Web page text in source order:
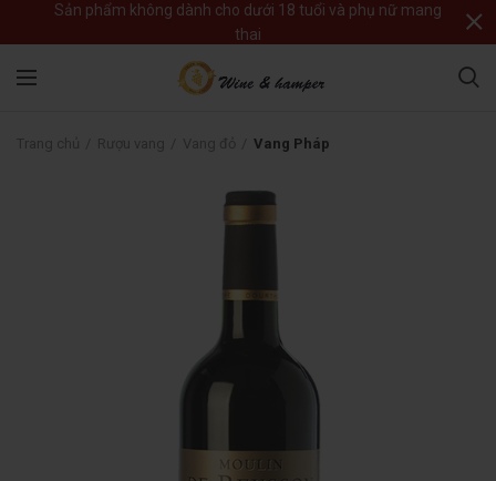
Vang Pháp
Sản phẩm không dành cho dưới 18 tuổi và phụ nữ mang
thai